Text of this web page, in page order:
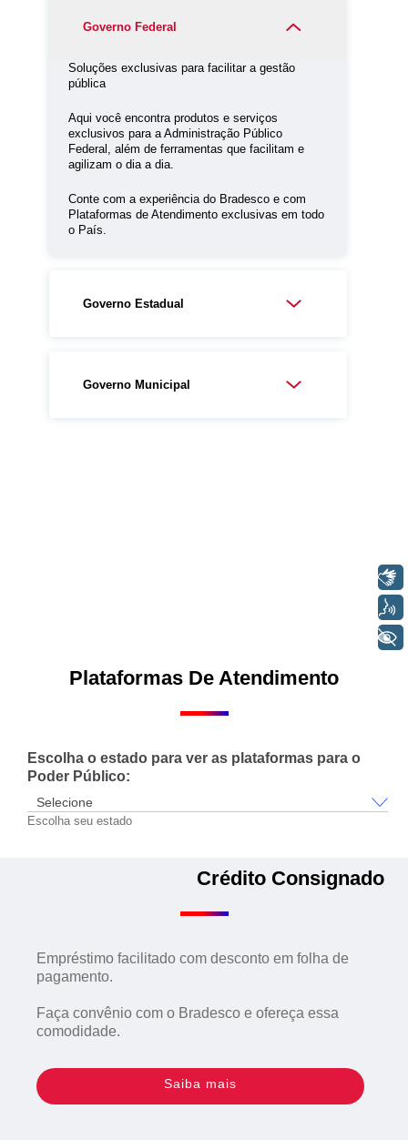
Governo Federal
Soluções exclusivas para facilitar a gestão
pública
Aqui você encontra produtos e serviços
exclusivos para a Administração Público
Federal, além de ferramentas que facilitam e
agilizam o dia a dia.
Conte com a experiência do Bradesco e com
Plataformas de Atendimento exclusivas em todo
o País.
Governo Estadual
Governo Municipal
Plataformas De Atendimento
Escolha o estado para ver as plataformas para o
Poder Público:
Escolha seu estado
Crédito Consignado
Empréstimo facilitado com desconto em folha de
pagamento.
Faça convênio com o Bradesco e ofereça essa
comodidade.
Saiba mais